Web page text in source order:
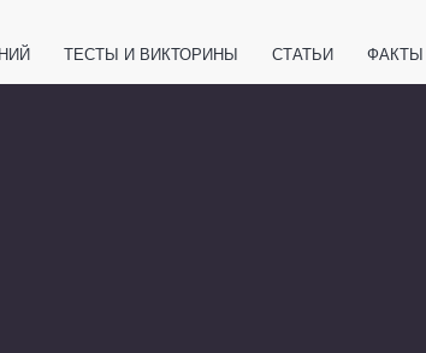
ТЕСТЫ И ВИКТОРИНЫ СТАТЬИ ФАКТЫ